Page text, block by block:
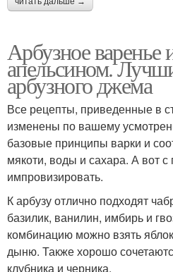
Арбузное варенье
апельсином.
арбузного джема
Все рецепты, приведенные в
изменены по вашему
базовые принципы варки и
мякоти, воды и сахара. А вот
импровизировать.
К арбузу отлично подходят
базилик, ванилин, имбирь и
комбинацию можно взять
дыню. Также хорошо
клубника и черника.